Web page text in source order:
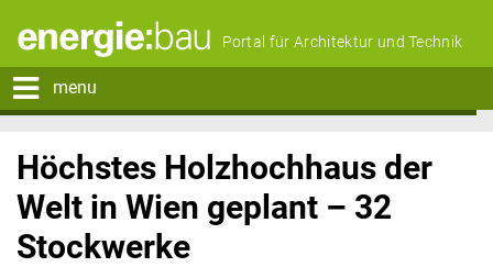
Portal für Architektur und Technik
menu
Höchstes Holzhochhaus der
Welt in Wien geplant – 32
Stockwerke